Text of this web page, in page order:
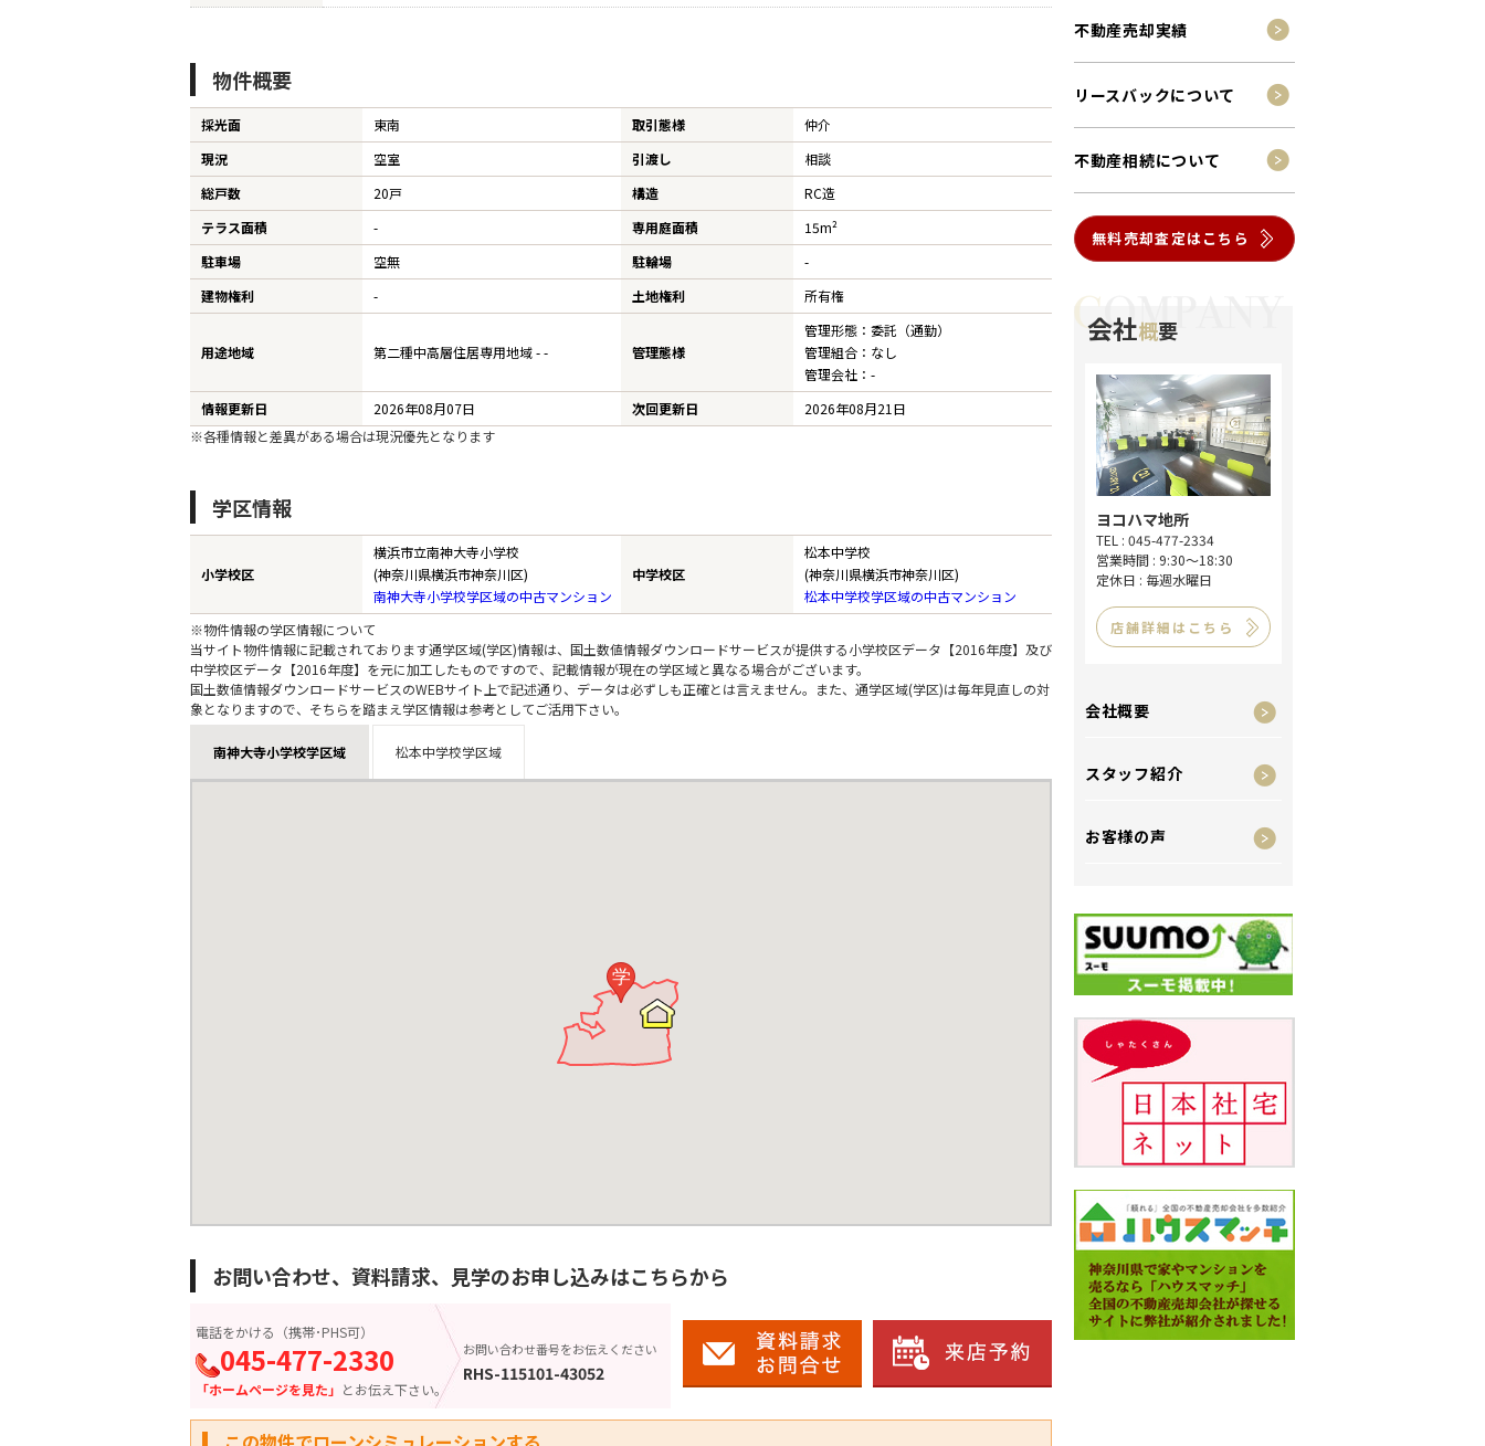
STAFF RECRUIT
お問い合わせ
物件概要
採光面 東南 取引態様
仲介
現況
空室 引渡し
相談
総戸数
20戸 構造
RC造
テラス面積
- 専用庭面積
15m²
駐車場
空無 駐輪場
-
建物権利
- 土地権利 所有権
用途地域 第二種中高層住居専用地域 - - 管理態様
管理形態：委託（通勤）
管理組合：なし
管理会社：-
情報更新日
2026年08月07日 次回更新日
2026年08月21日
※各種情報と差異がある場合は現況優先となります
学区情報
小学校区
横浜市立南神大寺小学校
(神奈川県横浜市神奈川区)
南神大寺小学校学区域の中古マンション
中学校区
松本中学校
(神奈川県横浜市神奈川区)
松本中学校学区域の中古マンション
※物件情報の学区情報について
当サイト物件情報に記載されております通学区域(学区)情報は、国土数値情報ダウンロードサービスが提供する小学校区データ【2016年度】及び
中学校区データ【2016年度】を元に加工したものですので、記載情報が現在の学区域と異なる場合がございます。
国土数値情報ダウンロードサービスのWEBサイト上で記述通り、データは必ずしも正確とは言えません。また、通学区域(学区)は毎年見直しの対
象となりますので、そちらを踏まえ学区情報は参考としてご活用下さい。
南神大寺小学校学区域 松本中学校学区域
学
お問い合わせ、資料請求、見学のお申し込みはこちらから
電話をかける（携帯･PHS可）
045-477-2330
「ホームページを見た」 とお伝え下さい。
お問い合わせ番号をお伝えください
RHS-115101-43052
不動産売却実績
リースバックについて
不動産相続について
無料売却査定はこちら
会社概要
ヨコハマ地所
TEL : 045-477-2334
営業時間 : 9:30～18:30
定休日 : 毎週水曜日
店舗詳細はこちら
会社概要
スタッフ紹介
お客様の声